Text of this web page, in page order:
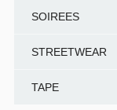
SOIREES
STREETWEAR
TAPE